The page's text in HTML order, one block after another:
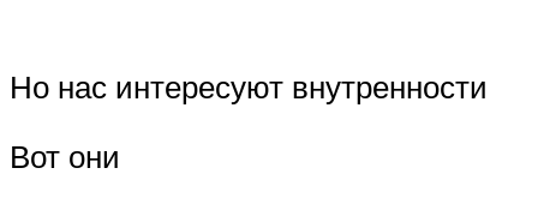
Но нас интересуют внутренности
Вот они